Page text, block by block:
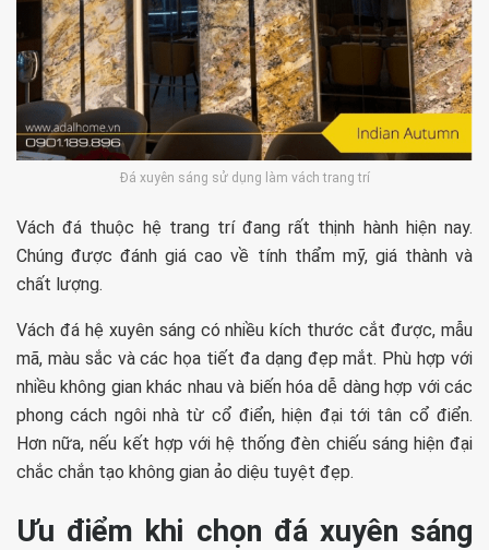
Đá xuyên sáng sử dụng làm vách trang trí
Vách đá thuộc hệ trang trí đang rất thịnh hành hiện nay.
Chúng được đánh giá cao về tính thẩm mỹ, giá thành và
chất lượng.
Vách đá hệ xuyên sáng có nhiều kích thước cắt được, mẫu
mã, màu sắc và các họa tiết đa dạng đẹp mắt. Phù hợp với
nhiều không gian khác nhau và biến hóa dễ dàng hợp với các
phong cách ngôi nhà từ cổ điển, hiện đại tới tân cổ điển.
Hơn nữa, nếu kết hợp với hệ thống đèn chiếu sáng hiện đại
chắc chắn tạo không gian ảo diệu tuyệt đẹp.
Ưu điểm khi chọn đá xuyên sáng